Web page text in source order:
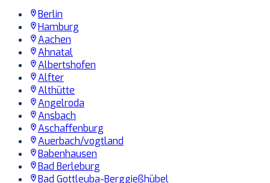
Berlin
Hamburg
Aachen
Ahnatal
Albertshofen
Alfter
Althütte
Angelroda
Ansbach
Aschaffenburg
Auerbach/vogtland
Babenhausen
Bad Berleburg
Bad Gottleuba-Berggießhübel